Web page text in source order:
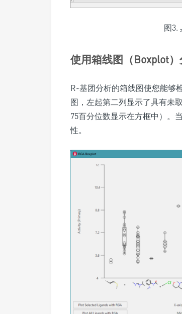
图3.
使用箱线图（Boxplot
R-基团分析的箱线图使您能够
图，左起第二列显示了具有未
75百分位数显示在方框中）。
性。